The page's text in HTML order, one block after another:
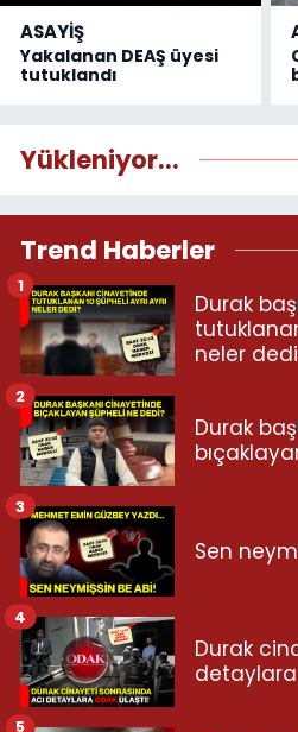
ASAYİŞ
Yakalanan DEAŞ üyesi
tutuklandı
Yükleniyor...
Trend Haberler
Durak
neler
1
Durak
2
Sen
3
Durak
detaylara
4
5